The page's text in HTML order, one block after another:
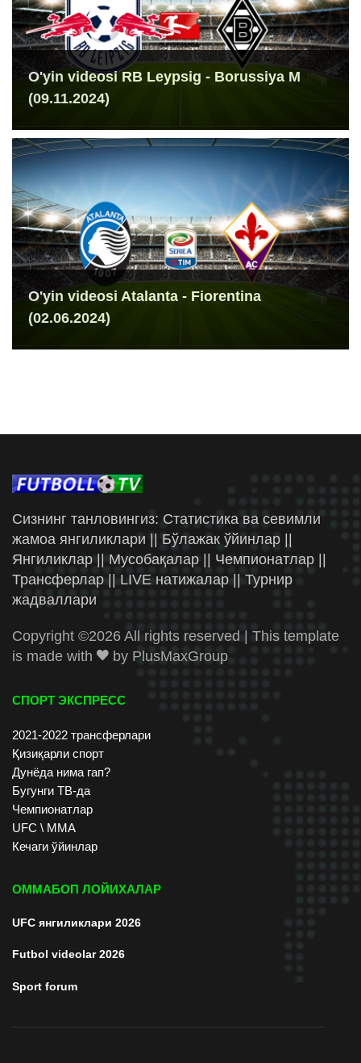
O'yin videosi RB Leypsig - Borussiya M
(09.11.2024)
O'yin videosi Atalanta - Fiorentina
(02.06.2024)
Сизнинг танловингиз: Статистика ва севимли
жамоа янгиликлари || Бўлажак ўйинлар ||
Янгиликлар || Мусобақалар || Чемпионатлар ||
Трансферлар || LIVE натижалар || Турнир
жадваллари
Copyright ©2026 All rights reserved | This template
is made with
by PlusMaxGroup
СПОРТ ЭКСПРЕСС
2021-2022 трансферлари
Қизиқарли спорт
Дунёда нима гап?
Бугунги ТВ-да
Чемпионатлар
UFC \ ММА
Кечаги ўйинлар
ОММАБОП ЛОЙИХАЛАР
UFC янгиликлари 2026
Futbol videolar 2026
Sport forum